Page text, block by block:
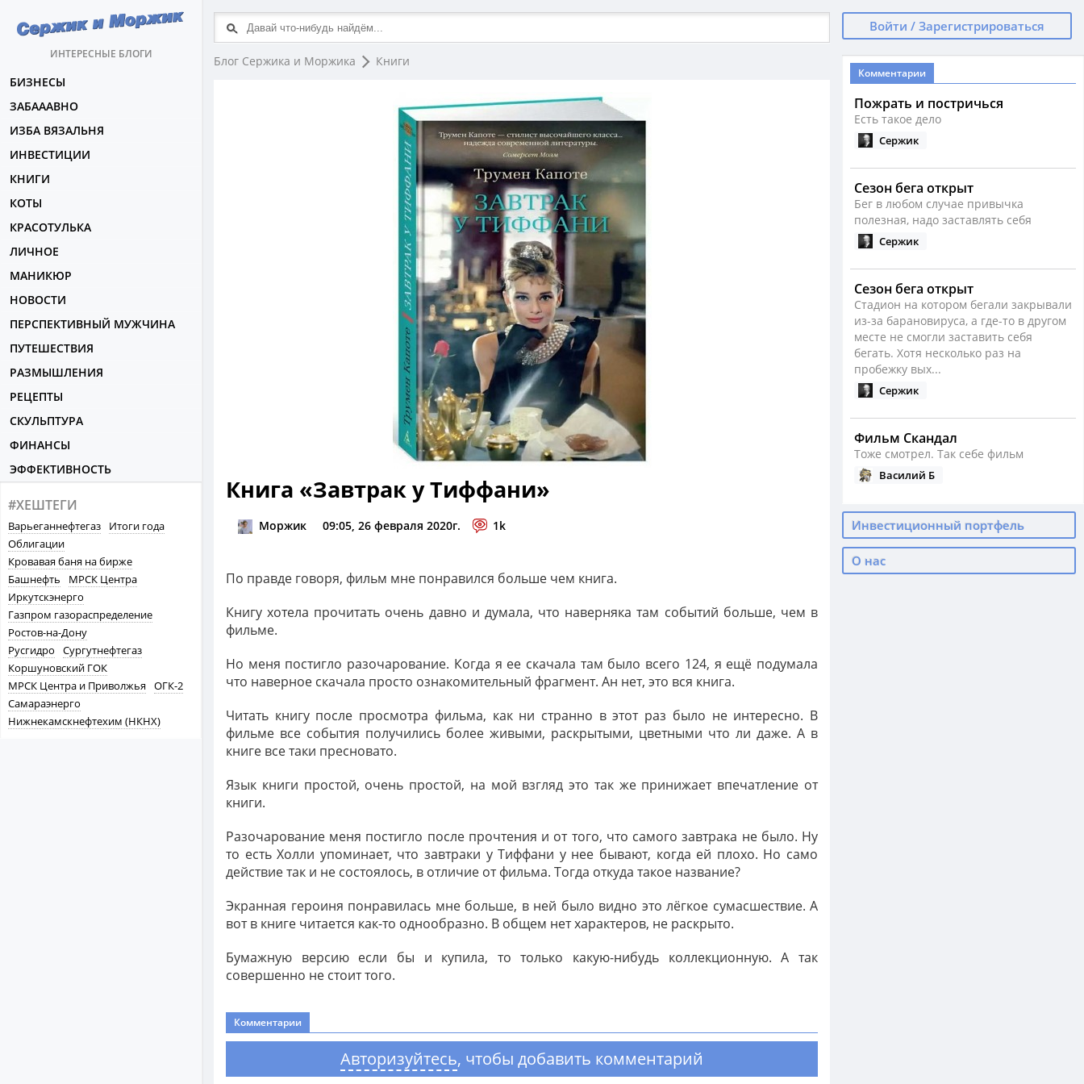
ИНТЕРЕСНЫЕ БЛОГИ
БИЗНЕСЫ
ЗАБАААВНО
ИЗБА ВЯЗАЛЬНЯ
ИНВЕСТИЦИИ
КНИГИ
КОТЫ
КРАСОТУЛЬКА
ЛИЧНОЕ
МАНИКЮР
НОВОСТИ
ПЕРСПЕКТИВНЫЙ МУЖЧИНА
ПУТЕШЕСТВИЯ
РАЗМЫШЛЕНИЯ
РЕЦЕПТЫ
СКУЛЬПТУРА
ФИНАНСЫ
ЭФФЕКТИВНОСТЬ
#ХЕШТЕГИ
Варьеганнефтегаз
Итоги года
Облигации
Кровавая баня на бирже
Башнефть
МРСК Центра
Иркутскэнерго
Газпром газораспределение
Ростов-на-Дону
Русгидро
Сургутнефтегаз
Коршуновский ГОК
МРСК Центра и Приволжья ОГК-2
Самараэнерго
Нижнекамскнефтехим (НКНХ)
Войти / Зарегистрироваться
Блог Сержика и Моржика Книги
Книга «Завтрак у Тиффани»
Моржик 09:05, 26 февраля 2020г. 1k
По правде говоря, фильм мне понравился больше чем книга.
Книгу хотела прочитать очень давно и думала, что наверняка там событий больше, чем в
фильме.
Но меня постигло разочарование. Когда я ее скачала там было всего 124, я ещё подумала
что наверное скачала просто ознакомительный фрагмент. Ан нет, это вся книга.
Читать книгу после просмотра фильма, как ни странно в этот раз было не интересно. В
фильме все события получились более живыми, раскрытыми, цветными что ли даже. А в
книге все таки пресновато.
Язык книги простой, очень простой, на мой взгляд это так же принижает впечатление от
книги.
Разочарование меня постигло после прочтения и от того, что самого завтрака не было. Ну
то есть Холли упоминает, что завтраки у Тиффани у нее бывают, когда ей плохо. Но само
действие так и не состоялось, в отличие от фильма. Тогда откуда такое название?
Экранная героиня понравилась мне больше, в ней было видно это лёгкое сумасшествие. А
вот в книге читается как-то однообразно. В общем нет характеров, не раскрыто.
Бумажную версию если бы и купила, то только какую-нибудь коллекционную. А так
совершенно не стоит того.
Комментарии
Авторизуйтесь, чтобы добавить комментарий
Комментарии
Пожрать и постричься
Есть такое дело
Сержик
Сезон бега открыт
Бег в любом случае привычка
полезная, надо заставлять себя
Сержик
Сезон бега открыт
Стадион на котором бегали закрывали
из-за барановируса, а где-то в другом
месте не смогли заставить себя
бегать. Хотя несколько раз на
пробежку вых...
Сержик
Фильм Скандал
Тоже смотрел. Так себе фильм
Василий Б
Сезон бега открыт
Как у вас сейчас с бегом?
Василий Б
Инвестиционный портфель
О нас